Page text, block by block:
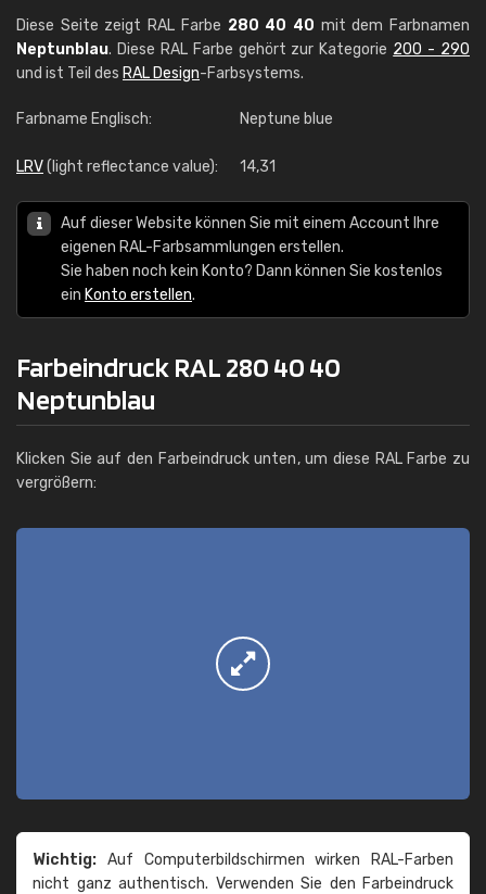
Diese Seite zeigt RAL Farbe 280 40 40 mit dem Farbnamen
Neptunblau. Diese RAL Farbe gehört zur Kategorie 200 - 290
und ist Teil des RAL Design-Farbsystems.
Farbname Englisch: Neptune blue
LRV(light reflectance value): 14,31
Auf dieser Website können Sie mit einem Account Ihre
eigenen RAL-Farbsammlungen erstellen.
Sie haben noch kein Konto? Dann können Sie kostenlos
ein Konto erstellen.
Farbeindruck RAL 280 40 40
Neptunblau
Klicken Sie auf den Farbeindruck unten, um diese RAL Farbe zu
vergrößern:
Wichtig: Auf Computerbildschirmen wirken RAL-Farben
nicht ganz authentisch. Verwenden Sie den Farbeindruck